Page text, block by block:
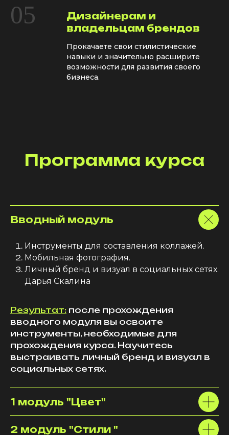
Дизайнерам и
владельцам брендов
Прокачаете свои стилистические
навыки и значительно расширите
возможности для развития своего
бизнеса.
05
Программа курса
Вводный модуль
Инструменты для составления коллажей.
Мобильная фотография.
Личный бренд и визуал в социальных сетях.
Дарья Скалина
Результат: после прохождения
вводного модуля вы освоите
инструменты, необходимые для
прохождения курса. Научитесь
выстраивать личный бренд и визуал в
социальных сетях.
1 модуль "Цвет"
2 модуль "Стили "